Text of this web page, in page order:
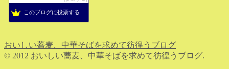
このブログに投票する
おいしい蕎麦、中華そばを求めて彷徨うブログ
© 2012 おいしい蕎麦、中華そばを求めて彷徨うブログ.